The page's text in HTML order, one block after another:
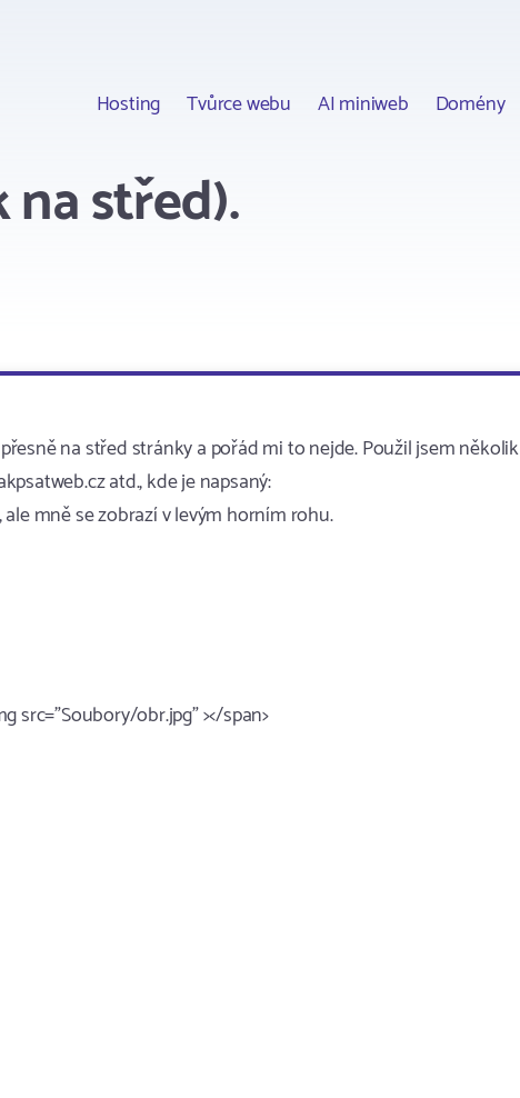
Hosting Tvůrce webu AI miniweb Domény
střed).
na střed stránky a pořád mi to nejde. Použil jsem několik
atd., kde je napsaný:
mně se zobrazí v levým horním rohu.
src="Soubory/obr.jpg" ></span>